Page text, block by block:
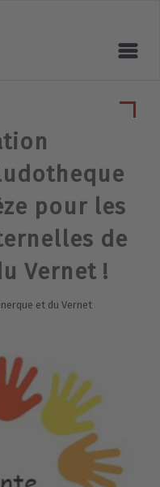
pour les
de
Vernet !
et du Vernet